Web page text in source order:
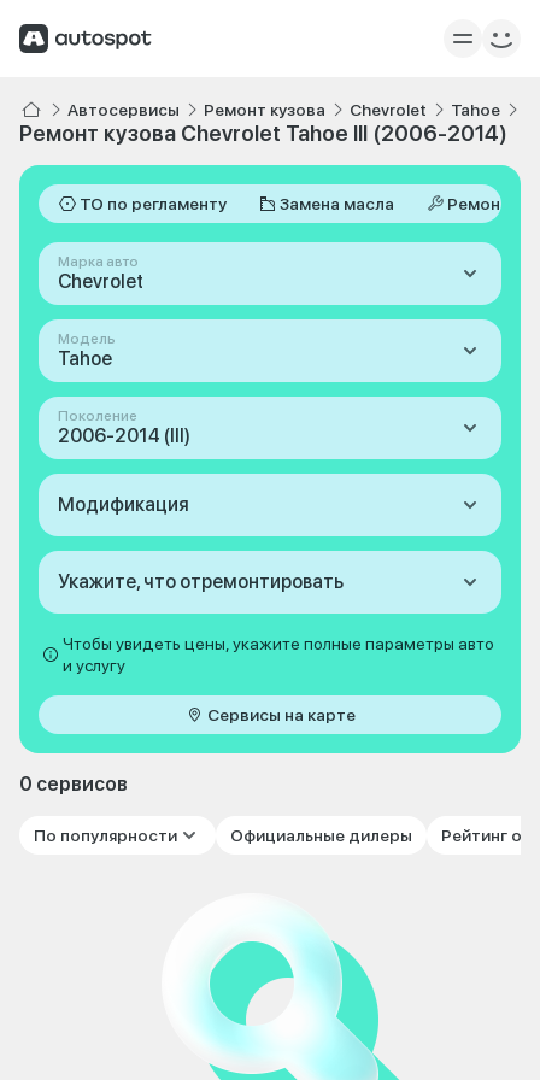
Автосервисы Ремонт кузова Chevrolet Tahoe
Ремонт кузова Chevrolet Tahoe III (2006-2014)
ТО по регламенту Замена масла Ремонт
Марка авто
Chevrolet
Модель
Tahoe
Поколение
2006-2014 (III)
Модификация
Укажите, что отремонтировать
Чтобы увидеть цены, укажите полные параметры авто
и услугу
Сервисы на карте
0 сервисов
По популярности Официальные дилеры Рейтинг